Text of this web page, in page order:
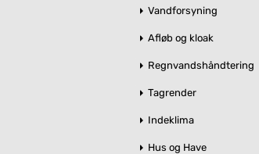
Vandforsyning
Afløb og kloak
Regnvandshåndtering
Tagrender
Indeklima
Hus og Have